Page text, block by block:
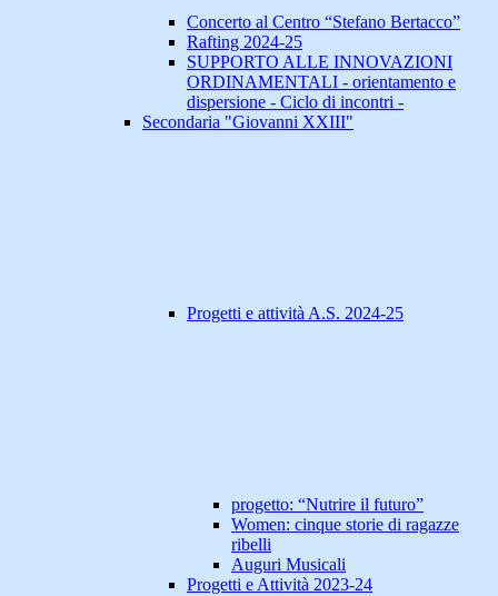
Concerto al Centro “Stefano Bertacco”
Rafting 2024-25
SUPPORTO ALLE INNOVAZIONI
ORDINAMENTALI - orientamento e
dispersione - Ciclo di incontri -
Secondaria "Giovanni XXIII"
Progetti e attività A.S. 2024-25
progetto: “Nutrire il futuro”
Women: cinque storie di ragazze
ribelli
Auguri Musicali
Progetti e Attività 2023-24